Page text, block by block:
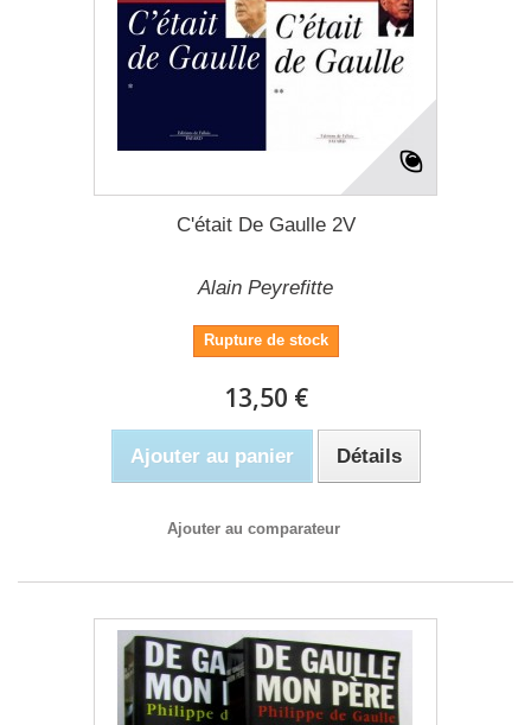
C'était De Gaulle 2V
Alain Peyrefitte
Rupture de stock
13,50 €
Ajouter au panier Détails
Ajouter au comparateur